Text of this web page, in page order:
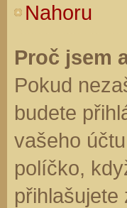
Nahoru
Proč jsem
Pokud
budete
vašeho
políčko,